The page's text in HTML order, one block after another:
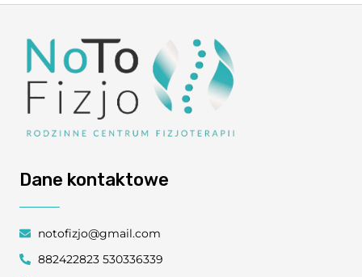
Dane kontaktowe
notofizjo@gmail.com
882422823 530336339